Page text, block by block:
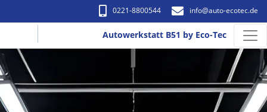
0221-8800544 info​@auto-ecotec.de
Autowerkstatt B51 by Eco-Tec